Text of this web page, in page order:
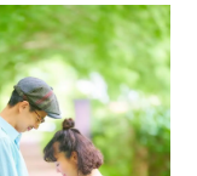
有していきたいと
。
な場所での撮影もし
ございます。
ました際にはご容